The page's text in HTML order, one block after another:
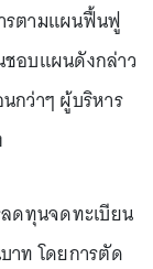
รตามแผนฟื้นฟู
อบแผนดังกล่าว
กว่าๆ ผู้บริหาร
ลดทุนจดทะเบียน
าท โดยการตัด